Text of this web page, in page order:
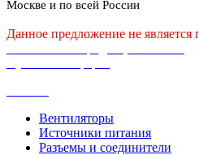
Москве и по всей России
Данное предложение не является
Вентиляторы
Источники питания
Разъемы и соединители